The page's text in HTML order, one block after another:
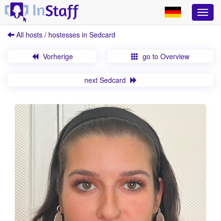
All hosts / hostesses in Sedcard
Vorherige go to Overview
next Sedcard